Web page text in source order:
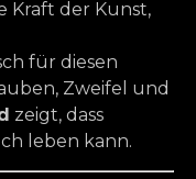
Kraft der Kunst,
für diesen
Zweifel und
zeigt, dass
leben kann.